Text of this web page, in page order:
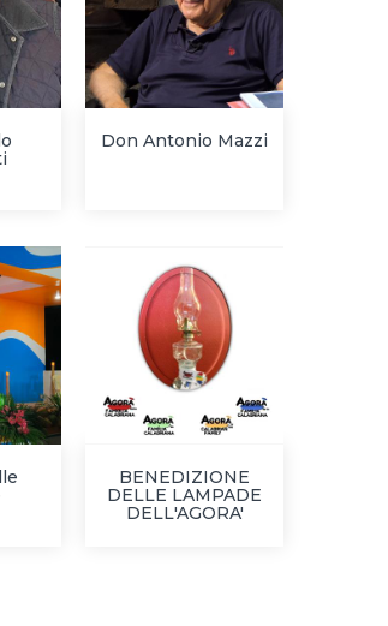
Don Antonio Mazzi
BENEDIZIONE
DELLE LAMPADE
DELL'AGORA'